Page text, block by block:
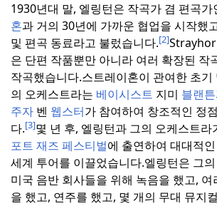
1930년대 말, 엘링턴은 작곡가 겸 편곡가
혼과 거의 30년에 가까운 협업을 시작했
및 편곡 동료라고 불렀습니다.[2]
은 단편 작품뿐만 아니라 여러 확장된 작
작곡했습니다.스트레이혼이 관여한 초기
의 오케스트라는 베이시스트 지미 블랜
주자 벤 웹스터가 참여하여 창조적인 정
다.[3]몇 년 후, 엘링턴과 그의 오케스트라
포트 재즈 페스티벌에 출연하여 대대적
세계 투어를 이끌었습니다.엘링턴은 그
미국 음반 회사들을 위해 녹음을 했고, 여
을 했고, 연주를 했고, 몇 개의 무대 뮤지